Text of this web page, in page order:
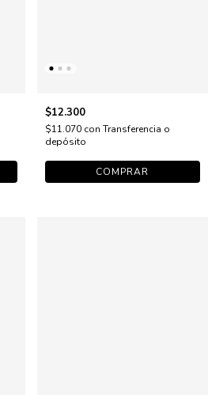
$12.300
$11.070 con Transferencia o
depósito